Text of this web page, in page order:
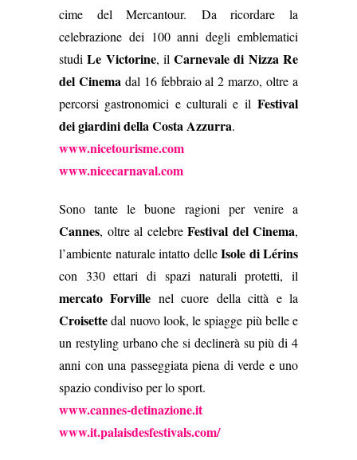
cime del Mercantour. Da ricordare la
celebrazione dei 100 anni degli emblematici
studiLe Victorine, ilCarnevale di Nizza Re
del Cinema dal 16 febbraio al 2 marzo, oltre a
percorsi gastronomici e culturali e il Festival
dei giardini della Costa Azzurra.
www.nicetourisme.com
www.nicecarnaval.com
Sono tante le buone ragioni per venire a
Cannes, oltre al celebre Festival del Cinema,
l’ambiente naturale intatto delleIsole di Lérins
con 330 ettari di spazi naturali protetti, il
mercato Forville nel cuore della città e la
Croisettedal nuovo look, le spiagge più belle e
un restyling urbano che si declinerà su più di 4
anni con una passeggiata piena di verde e uno
spazio condiviso per lo sport.
www.cannes-detinazione.it
www.it.palaisdesfestivals.com/